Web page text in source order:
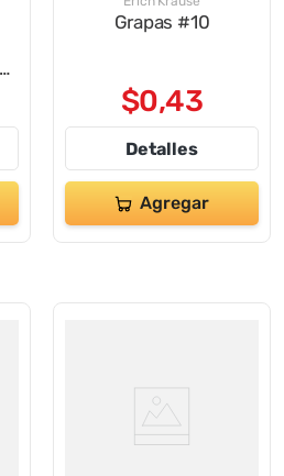
Grapas #10
$0,43
Detalles
Agregar